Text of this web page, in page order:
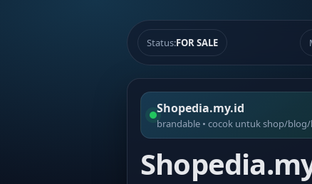
Status:FOR SALE
Shopedia.my.id
brandable • cocok untuk shop/